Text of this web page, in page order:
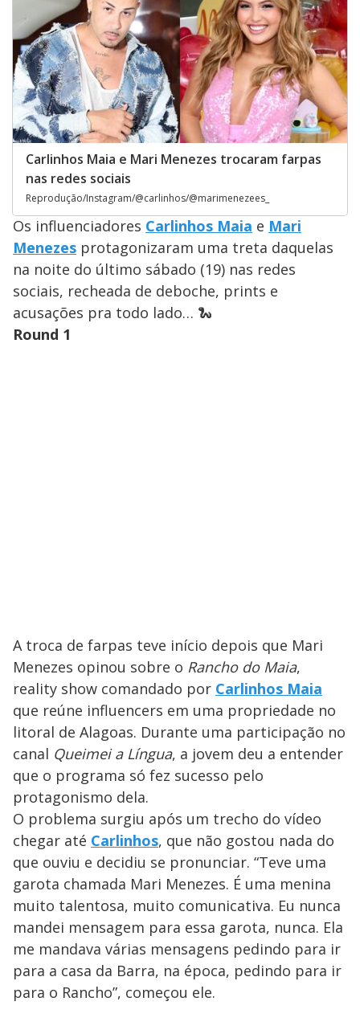
Carlinhos Maia e Mari Menezes trocaram farpas
nas redes sociais
Reprodução/Instagram/@carlinhos/@marimenezees_
Os influenciadores Carlinhos Maia e Mari
Menezes protagonizaram uma treta daquelas
na noite do último sábado (19) nas redes
sociais, recheada de deboche, prints e
acusações pra todo lado… 🐍
Round 1
A troca de farpas teve início depois que Mari
Menezes opinou sobre o Rancho do Maia,
reality show comandado por Carlinhos Maia
que reúne influencers em uma propriedade no
litoral de Alagoas. Durante uma participação no
canal Queimei a Língua, a jovem deu a entender
que o programa só fez sucesso pelo
protagonismo dela.
O problema surgiu após um trecho do vídeo
chegar até Carlinhos, que não gostou nada do
que ouviu e decidiu se pronunciar. “Teve uma
garota chamada Mari Menezes. É uma menina
muito talentosa, muito comunicativa. Eu nunca
mandei mensagem para essa garota, nunca. Ela
me mandava várias mensagens pedindo para ir
para a casa da Barra, na época, pedindo para ir
para o Rancho”, começou ele.